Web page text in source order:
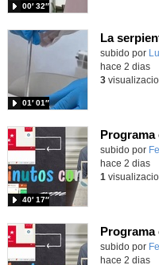
00′ 32″
La
Contenido
subido por
01′ 01″
hace 2 dias
3
Contenido
subido por
40′ 17″
hace 2 dias
1
Contenido
subido por
hace 2 dias